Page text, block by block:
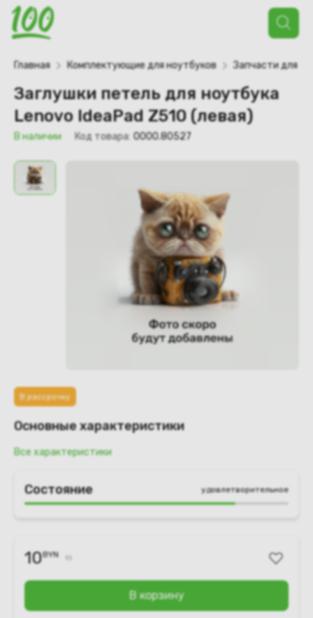
Поиск
товаров
Главная Комплектующие для ноутбуков Запчасти для
Заглушки петель для ноутбука
Lenovo IdeaPad Z510 (левая)
В наличии Код товара: 0000.80527
В рассрочку
Основные характеристики
Все характеристики
Состояние удовлетворительное
10BYN
В корзину